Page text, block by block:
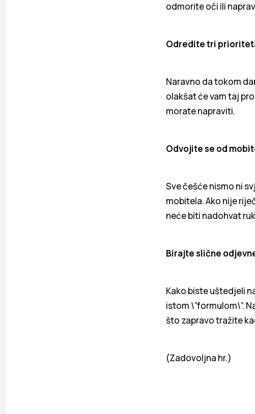
odmorite oči ili
Odredite tri
Naravno da tokom
olakšat će vam taj
morate napraviti.
Odvojite se od
Sve češće nismo ni
mobitela. Ako nije
neće biti nadohvat
Birajte slične
Kako biste uštedjeli
istom \”formulom\”.
što zapravo tražite
(Zadovoljna hr.)